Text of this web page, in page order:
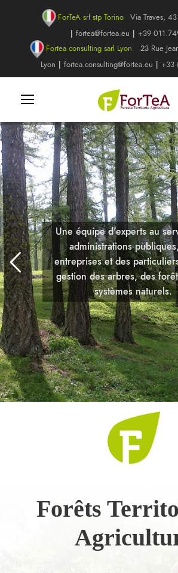
ForTeA srl stp Torino
Via Traves,
| fortea@fortea.eu | +39
Fortea consulting sarl Lyon
23 Rue
Lyon | fortea.consulting@fortea.eu | +33
Une équipe d'experts au
administrations
entreprises et des
gestion des arbres, des
systèmes naturels.
Forêts